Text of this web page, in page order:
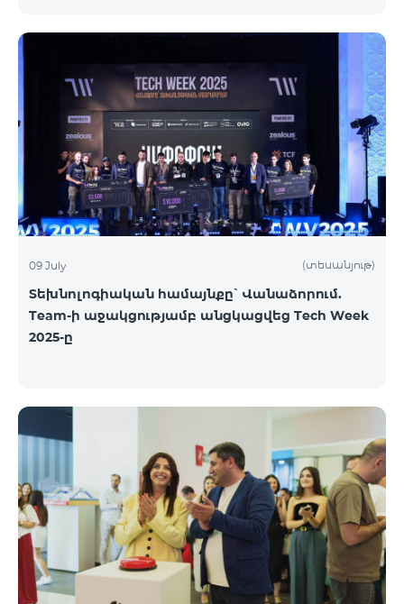
09 July (տեսանյութ)
Տեխնոլոգիական համայնքը՝ Վանաձորում.
Team-ի աջակցությամբ անցկացվեց Tech Week
2025-ը